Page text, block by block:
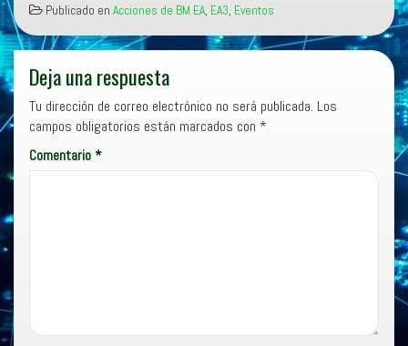
Publicado en Acciones de BM EA, EA3, Eventos
Deja una respuesta
Tu dirección de correo electrónico no será publicada. Los
campos obligatorios están marcados con *
Comentario*